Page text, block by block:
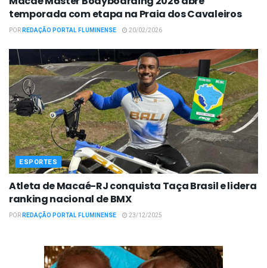
temporada com etapa na Praia dos Cavaleiros
PORREDAÇÃO PORTAL FLUMINENSE 20/02/2026
ESPORTES
Atleta de Macaé-RJ conquista Taça Brasil e lidera
ranking nacional de BMX
PORREDAÇÃO PORTAL FLUMINENSE 23/12/2025